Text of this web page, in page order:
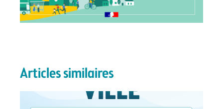
Articles similaires